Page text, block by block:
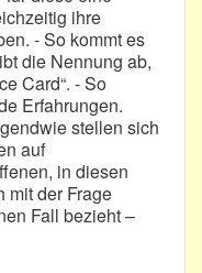
ihre
- So kommt es
die Nennung ab,
Card“. - So
Erfahrungen.
stellen sich
auf
in diesen
mit der Frage
Fall bezieht –